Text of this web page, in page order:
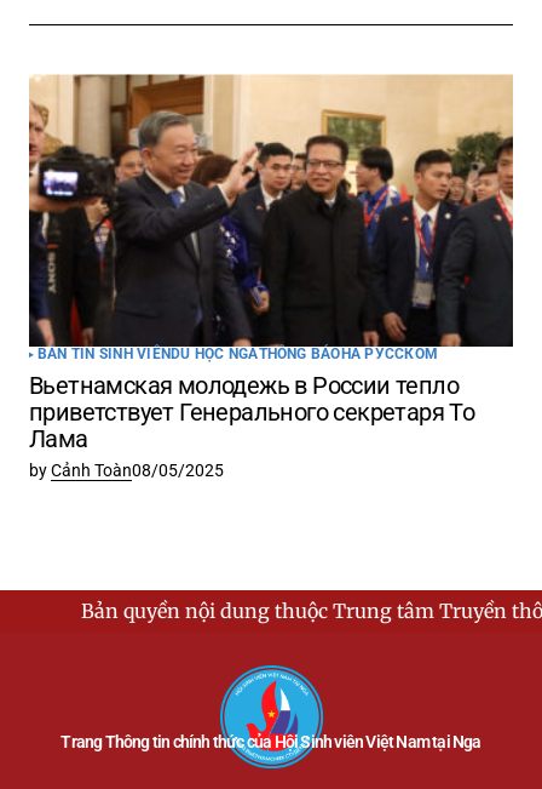
BẢN TIN SINH VIÊN DU HỌC NGATHÔNG BÁO НА РУССКОМ
Вьетнамская молодежь в России тепло
приветствует Генерального секретаря То
Лама
byCảnh Toàn08/05/2025
quyền nội dung thuộc Trung tâm Truyền thông - Hội
Trang Thông tin chính thức của Hội Sinh viên Việt Nam tại Nga